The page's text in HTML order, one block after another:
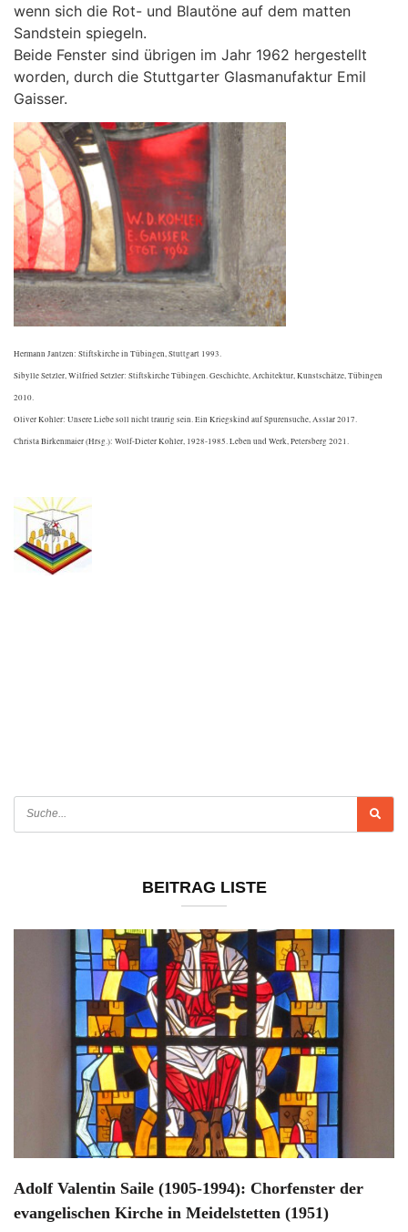
wenn sich die Rot- und Blautöne auf dem matten
Sandstein spiegeln.
Beide Fenster sind übrigen im Jahr 1962 hergestellt
worden, durch die Stuttgarter Glasmanufaktur Emil
Gaisser.
Hermann Jantzen: Stiftskirche in Tübingen, Stuttgart 1993.
Sibylle Setzler, Wilfried Setzler: Stiftskirche Tübingen. Geschichte, Architektur, Kunstschätze, Tübingen
2010.
Oliver Kohler: Unsere Liebe soll nicht traurig sein. Ein Kriegskind auf Spurensuche, Asslar 2017.
Christa Birkenmaier (Hrsg.): Wolf-Dieter Kohler, 1928-1985. Leben und Werk, Petersberg 2021.
BEITRAG LISTE
Adolf Valentin Saile (1905-1994): Chorfenster der
evangelischen Kirche in Meidelstetten (1951)